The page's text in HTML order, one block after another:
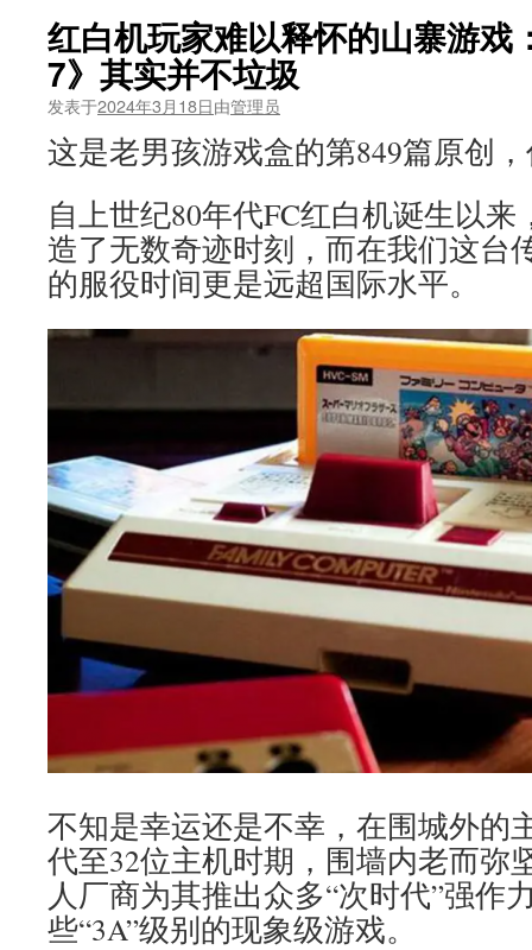
红白机玩家难以释怀的山寨游戏
7》其实并不垃圾
发表于2024年3月18日由管理员
这是老男孩游戏盒的第849篇原创
自上世纪80年代FC红白机诞生以
造了无数奇迹时刻，而在我们这台
的服役时间更是远超国际水平。
不知是幸运还是不幸，在围城外的
代至32位主机时期，围墙内老而弥
人厂商为其推出众多“次时代”强作
些“3A”级别的现象级游戏。